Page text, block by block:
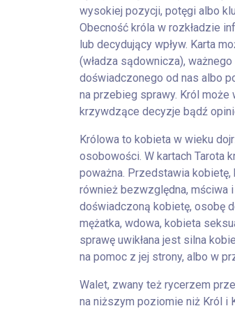
wysokiej pozycji, potęgi albo
Obecność króla w rozkładzie
lub decydujący wpływ. Karta
(władza sądownicza),
doświadczonego od nas albo
na przebieg sprawy. Król może
krzywdzące decyzje bądź
Królowa to kobieta w wieku
osobowości. W kartach Tarota
poważna. Przedstawia kobietę,
również bezwzględna, mściwa
doświadczoną kobietę, osobę
mężatka, wdowa, kobieta
sprawę uwikłana jest silna
na pomoc z jej strony, albo w
Walet, zwany też rycerzem
na niższym poziomie niż Król i